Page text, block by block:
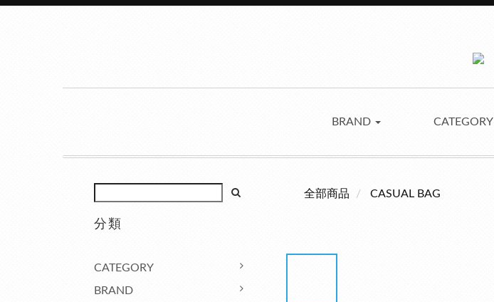
BRAND CATEGORY
分類
CATEGORY
BRAND
全部商品 CASUAL BAG